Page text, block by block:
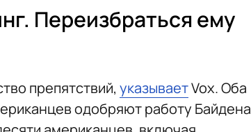
Переизбраться ему
препятствий, указываетVox. Оба
одобряют работу Байдена